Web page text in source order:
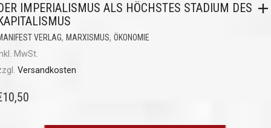
IMPERIALISMUS ALS HÖCHSTES STADIUM DES
VERLAG, MARXISMUS, ÖKONOMIE
MwSt.
Versandkosten
10,50